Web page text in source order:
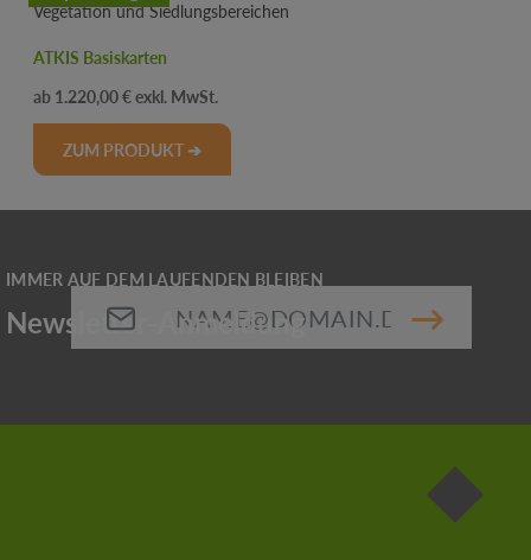
ATKIS Basiskarten
Regulärer Preis:
1.220,00 €
ZUM PRODUKT ➔
Pflichtfelder.